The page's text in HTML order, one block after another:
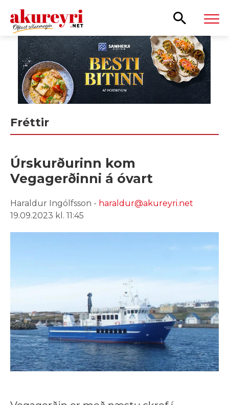
Leita
Fréttir
Úrskurðurinn kom
Vegagerðinni á óvart
Haraldur Ingólfsson - haraldur@akureyri.net
19.09.2023 kl. 11:45